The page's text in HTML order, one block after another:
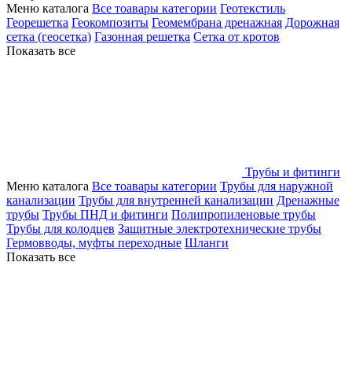
Меню каталога Все тоавары категории Геотекстиль
Георешетка Геокомпозиты Геомембрана дренажная Дорожная
сетка (геосетка) Газонная решетка Сетка от кротов
Показать все
Трубы и фитинги
Меню каталога Все тоавары категории Трубы для наружной
канализации Трубы для внутренней канализации Дренажные
трубы Трубы ПНД и фитинги Полипропиленовые трубы
Трубы для колодцев Защитные электротехнические трубы
Гермовводы, муфты переходные Шланги
Показать все